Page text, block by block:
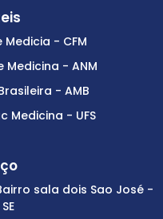
- CFM
- ANM
- AMB
Medicina - UFS
sala dois Sao José -